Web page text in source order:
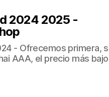
2024 2025 -
- Ofrecemos primera,
AAA, el precio más